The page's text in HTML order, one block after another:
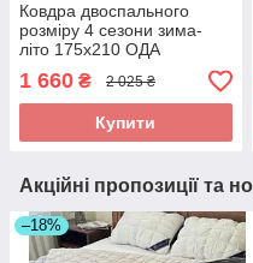
Ковдра двоспального
розміру 4 сезони зима-
літо 175х210 ОДА
стьобана на кнопках 3 в 1,
1 660 ₴ 2 025 ₴
Купити
Акційні пропозиції та
–18%